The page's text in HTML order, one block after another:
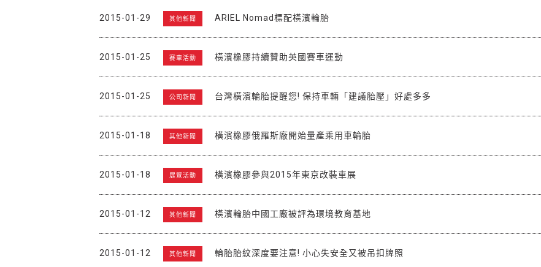
2015-01-29 其他新聞 ARIEL Nomad標配橫濱輪胎
2015-01-25 賽車活動 橫濱橡膠持續贊助英國賽車運動
2015-01-25 公司新聞 台灣橫濱輪胎提醒您! 保持車輛「建議胎壓」好處多多
2015-01-18 其他新聞 橫濱橡膠俄羅斯廠開始量產乘用車輪胎
2015-01-18 展覽活動 橫濱橡膠參與2015年東京改裝車展
2015-01-12 其他新聞 橫濱輪胎中國工廠被評為環境教育基地
2015-01-12 其他新聞 輪胎胎紋深度要注意! 小心失安全又被吊扣牌照